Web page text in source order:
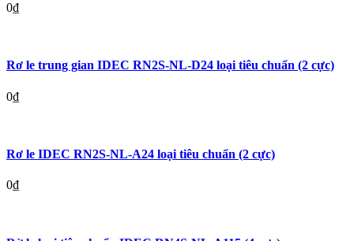
0₫
Rơ le trung gian IDEC RN2S-NL-D24 loại tiêu chuẩn (2 cực)
0₫
Rơ le IDEC RN2S-NL-A24 loại tiêu chuẩn (2 cực)
0₫